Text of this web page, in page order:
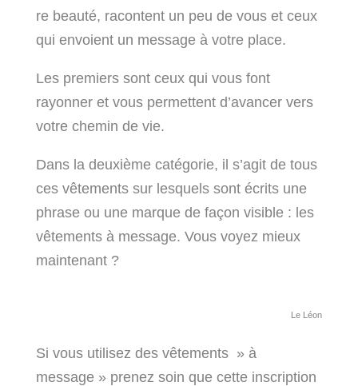
re beauté, racontent un peu de vous et ceux
qui envoient un message à votre place.
Les premiers sont ceux qui vous font
rayonner et vous permettent d’avancer vers
votre chemin de vie.
Dans la deuxième catégorie, il s’agit de tous
ces vêtements sur lesquels sont écrits une
phrase ou une marque de façon visible : les
vêtements à message. Vous voyez mieux
maintenant ?
Le Léon
Si vous utilisez des vêtements » à
message » prenez soin que cette inscription